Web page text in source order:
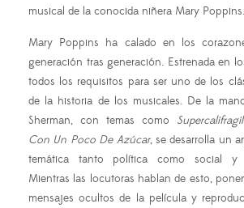
musical de la conocida niñera Mary Poppins.
Mary Poppins ha calado en los
generación tras generación. Estrenada en
todos los requisitos para ser uno de los
de la historia de los musicales. De la
Sherman, con temas como
Con Un Poco De Azúcar, se desarrolla un
temática tanto política como social y
Mientras las locutoras hablan de esto,
mensajes ocultos de la película y